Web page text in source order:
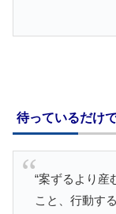
待っているだけ
“案ずるより産
こと、行動す